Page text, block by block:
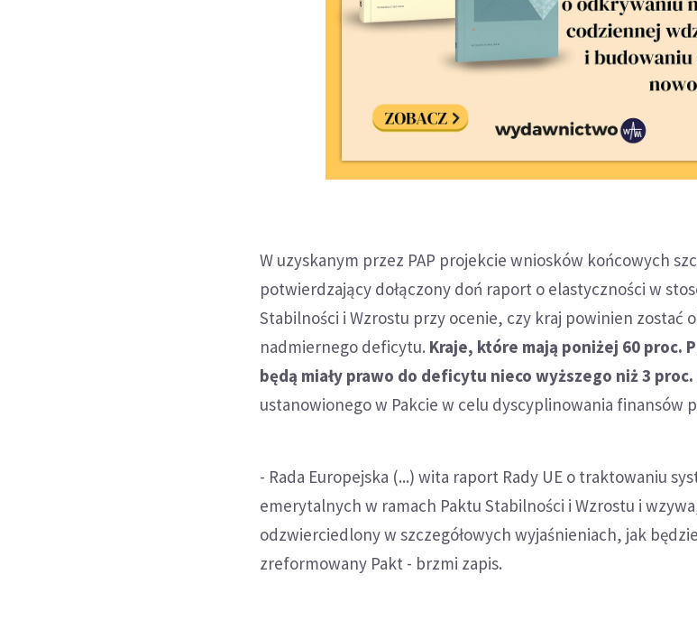
W uzyskanym przez PAP projekcie wniosków końcowych
potwierdzający dołączony doń raport o elastyczności w
Stabilności i Wzrostu przy ocenie, czy kraj powinien zostać
nadmiernego deficytu. Kraje, które mają poniżej 60 proc.
będą miały prawo do deficytu nieco wyższego niż 3 proc.
ustanowionego w Pakcie w celu dyscyplinowania finansów
- Rada Europejska (...) wita raport Rady UE o traktowaniu
emerytalnych w ramach Paktu Stabilności i Wzrostu i
odzwierciedlony w szczegółowych wyjaśnieniach, jak
zreformowany Pakt - brzmi zapis.